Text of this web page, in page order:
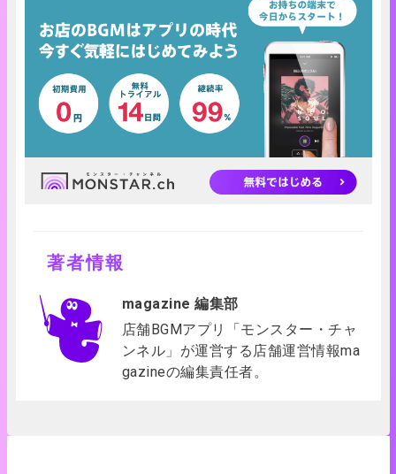
著者情報
magazine 編集部
店舗BGMアプリ「モンスター・チャ
ンネル」が運営する店舗運営情報ma
gazineの編集責任者。